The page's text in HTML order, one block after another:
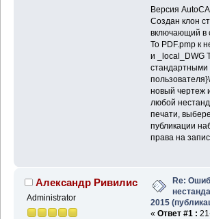
Версия
Создан клон
включающий в
To PDF.pmp к
и _local_DWG
новый чертеж
любой
печати,
публикации
права на
Александр Ривилис
Administrator
Re:
2015
« Ответ #1 :